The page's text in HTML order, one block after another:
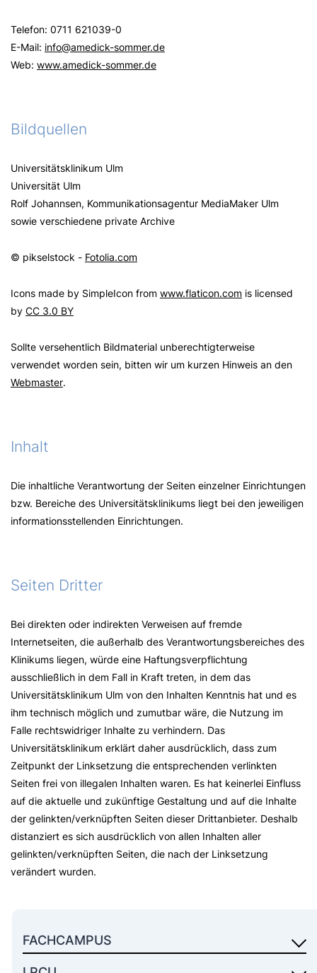
Telefon: 0711 621039-0
E-Mail: info@amedick-sommer.de
Web: www.amedick-sommer.de
Bildquellen
Universitätsklinikum Ulm
Universität Ulm
Rolf Johannsen, Kommunikationsagentur MediaMaker Ulm
sowie verschiedene private Archive
© pikselstock - Fotolia.com
Icons made by SimpleIcon from www.flaticon.com is licensed
by CC 3.0 BY
Sollte versehentlich Bildmaterial unberechtigterweise
verwendet worden sein, bitten wir um kurzen Hinweis an den
Webmaster.
Inhalt
Die inhaltliche Verantwortung der Seiten einzelner Einrichtungen
bzw. Bereiche des Universitätsklinikums liegt bei den jeweiligen
informationsstellenden Einrichtungen.
Seiten Dritter
Bei direkten oder indirekten Verweisen auf fremde
Internetseiten, die außerhalb des Verantwortungsbereiches des
Klinikums liegen, würde eine Haftungsverpflichtung
ausschließlich in dem Fall in Kraft treten, in dem das
Universitätsklinikum Ulm von den Inhalten Kenntnis hat und es
ihm technisch möglich und zumutbar wäre, die Nutzung im
Falle rechtswidriger Inhalte zu verhindern. Das
Universitätsklinikum erklärt daher ausdrücklich, dass zum
Zeitpunkt der Linksetzung die entsprechenden verlinkten
Seiten frei von illegalen Inhalten waren. Es hat keinerlei Einfluss
auf die aktuelle und zukünftige Gestaltung und auf die Inhalte
der gelinkten/verknüpften Seiten dieser Drittanbieter. Deshalb
distanziert es sich ausdrücklich von allen Inhalten aller
gelinkten/verknüpften Seiten, die nach der Linksetzung
verändert wurden.
FACHCAMPUS